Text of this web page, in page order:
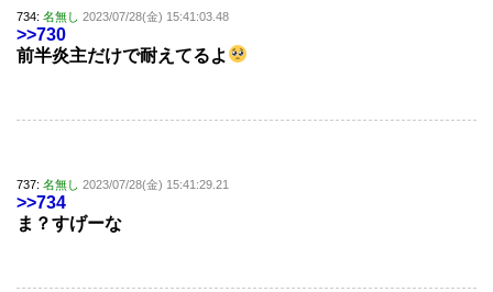
734: 名無し 2023/07/28(金) 15:41:03.48
>>730
前半炎主だけで耐えてるよ
737: 名無し 2023/07/28(金) 15:41:29.21
>>734
ま？すげーな